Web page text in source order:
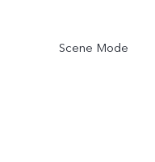
Scene Mode